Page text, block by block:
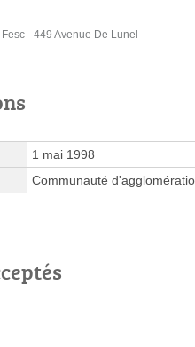
- 449 Avenue De Lunel
1 mai 1998
Communauté